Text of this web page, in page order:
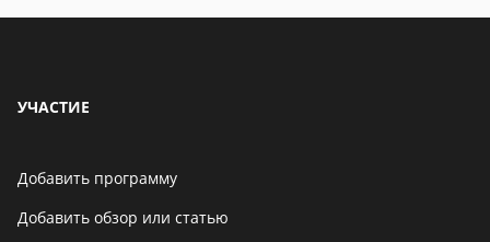
УЧАСТИЕ
Добавить программу
Добавить обзор или статью